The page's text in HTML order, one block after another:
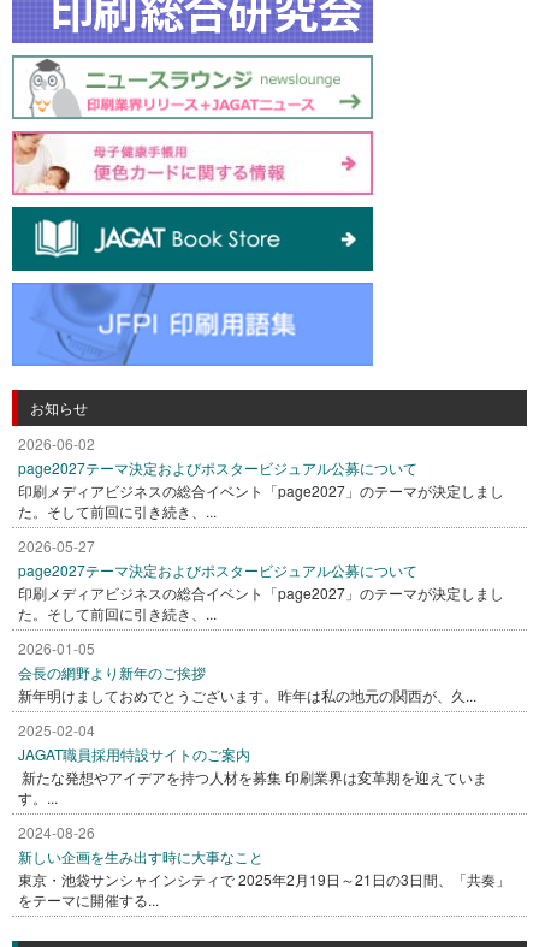
お知らせ
2026-06-02
page2027テーマ決定およびポスタービジュアル公募について
印刷メディアビジネスの総合イベント「page2027」のテーマが決定しまし
た。そして前回に引き続き、...
2026-05-27
page2027テーマ決定およびポスタービジュアル公募について
印刷メディアビジネスの総合イベント「page2027」のテーマが決定しまし
た。そして前回に引き続き、...
2026-01-05
会長の網野より新年のご挨拶
新年明けましておめでとうございます。昨年は私の地元の関西が、久...
2025-02-04
JAGAT職員採用特設サイトのご案内
新たな発想やアイデアを持つ人材を募集 印刷業界は変革期を迎えていま
す。...
2024-08-26
新しい企画を生み出す時に大事なこと
東京・池袋サンシャインシティで 2025年2月19日～21日の3日間、「共奏」
をテーマに開催する...